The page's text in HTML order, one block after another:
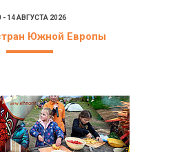
- 14 АВГУСТА 2026
Южной Европы